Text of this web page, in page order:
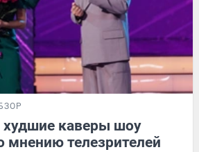
худшие каверы шоу
мнению телезрителей